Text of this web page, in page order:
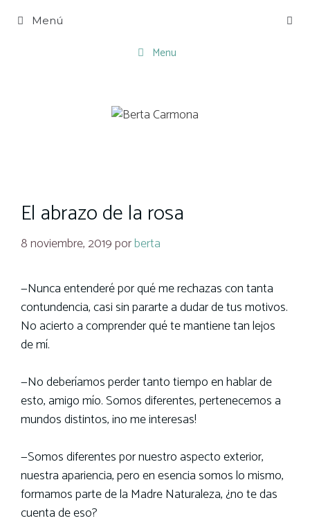
Menú
Menu
El abrazo de la rosa
8 noviembre, 2019porberta
—Nunca entenderé por qué me rechazas con tanta
contundencia, casi sin pararte a dudar de tus motivos.
No acierto a comprender qué te mantiene tan lejos
de mí.
—No deberíamos perder tanto tiempo en hablar de
esto, amigo mío. Somos diferentes, pertenecemos a
mundos distintos, ¡no me interesas!
—Somos diferentes por nuestro aspecto exterior,
nuestra apariencia, pero en esencia somos lo mismo,
formamos parte de la Madre Naturaleza, ¿no te das
cuenta de eso?